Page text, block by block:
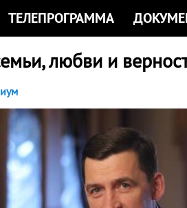
ТЕЛЕПРОГРАММА
любви и